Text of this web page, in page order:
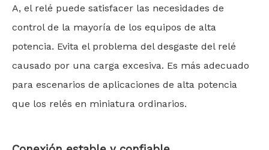
A, el relé puede satisfacer las necesidades de
control de la mayoría de los equipos de alta
potencia. Evita el problema del desgaste del relé
causado por una carga excesiva. Es más adecuado
para escenarios de aplicaciones de alta potencia
que los relés en miniatura ordinarios.